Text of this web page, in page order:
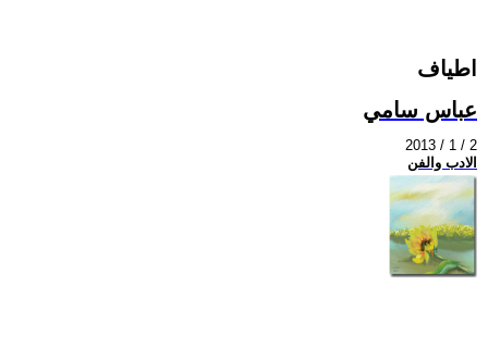
اطياف
عباس سامي
2013 / 1 / 2
الادب والفن